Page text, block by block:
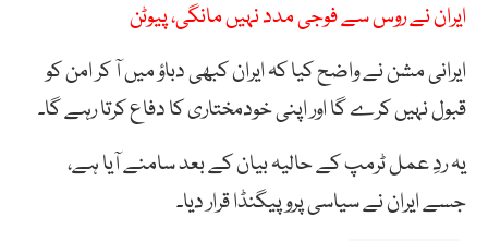
ایران نے روس سے فوجی مدد نہیں مانگی، پیوٹن
ایرانی مشن نے واضح کیا کہ ایران کبھی دباؤ میں آ کر امن کو
قبول نہیں کرے گا اور اپنی خودمختاری کا دفاع کرتا رہے گا۔
یہ ردِ عمل ٹرمپ کے حالیہ بیان کے بعد سامنے آیا ہے،
جسے ایران نے سیاسی پروپیگنڈا قرار دیا۔